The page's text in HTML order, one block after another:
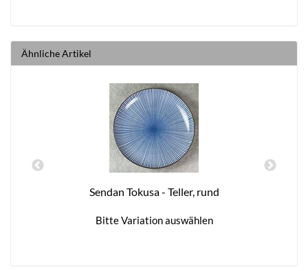
Ähnliche Artikel
Sendan Tokusa - Teller, rund
Bitte Variation auswählen